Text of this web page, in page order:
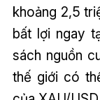
khoảng 2,5
bất lợi ngay
sách nguồn
thế giới có